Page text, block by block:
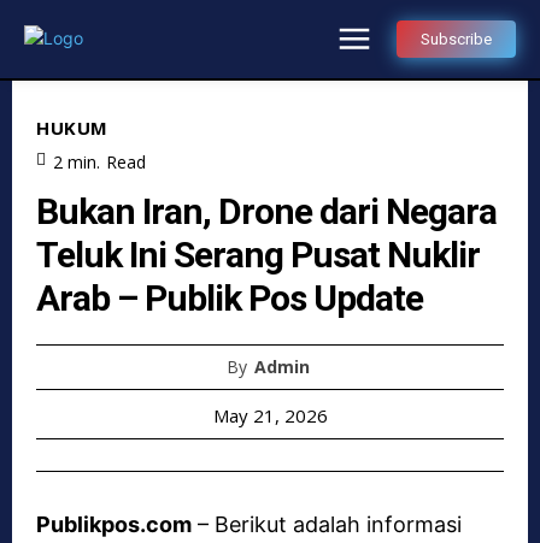
Subscribe
HUKUM
2 min. Read
Bukan Iran, Drone dari Negara
Teluk Ini Serang Pusat Nuklir
Arab – Publik Pos Update
By Admin
May 21, 2026
Publikpos.com – Berikut adalah informasi